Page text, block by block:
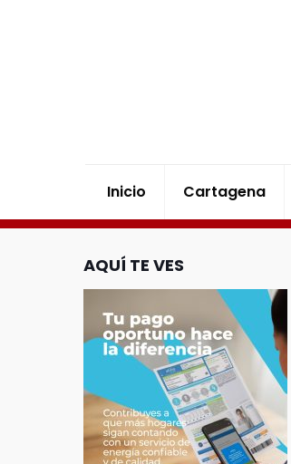
Inicio Cartagena
AQUÍ TE VES